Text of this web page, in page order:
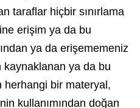
taraflar hiçbir sınırlama
erişim ya da bu
ya da erişememeniz
kaynaklanan ya da bu
herhangi bir materyal,
kullanımından doğan